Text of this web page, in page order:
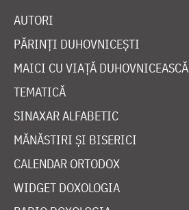
AUTORI
PĂRINȚI DUHOVNICEȘTI
MAICI CU VIAȚĂ DUHOVNICEASCĂ
TEMATICĂ
SINAXAR ALFABETIC
MĂNĂSTIRI ȘI BISERICI
CALENDAR ORTODOX
WIDGET DOXOLOGIA